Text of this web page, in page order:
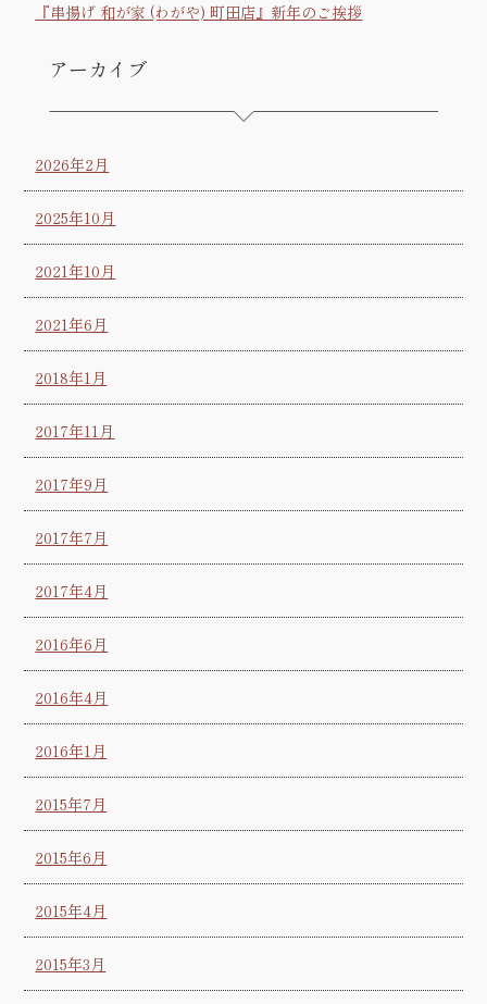
『串揚げ 和が家 (わがや) 町田店』新年のご挨拶
アーカイブ
2026年2月
2025年10月
2021年10月
2021年6月
2018年1月
2017年11月
2017年9月
2017年7月
2017年4月
2016年6月
2016年4月
2016年1月
2015年7月
2015年6月
2015年4月
2015年3月